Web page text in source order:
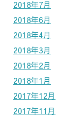
2018年7月
2018年6月
2018年4月
2018年3月
2018年2月
2018年1月
2017年12月
2017年11月